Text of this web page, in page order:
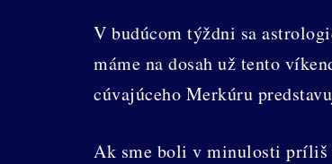
V budúcom týždni sa
máme na dosah už tento
cúvajúceho Merkúru
Ak sme boli v minulosti príliš